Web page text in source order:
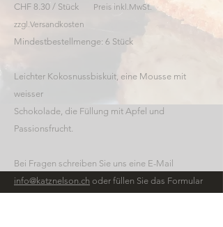
CHF 8.30 / Stück Preis inkl.MwSt.
zzgl.Versandkosten
Mindestbestellmenge: 6 Stück
Leichter Kokosnussbiskuit, eine Mousse mit
weisser
Schokolade, die Füllung mit Apfel und
Passionsfrucht.
Bei Fragen schreiben Sie uns eine E-Mail
info@katznelson.ch ​ oder füllen Sie das Formular